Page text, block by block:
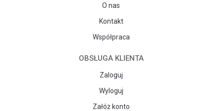
O nas
Kontakt
Współpraca
OBSŁUGA KLIENTA
Zaloguj
Wyloguj
Załóż konto